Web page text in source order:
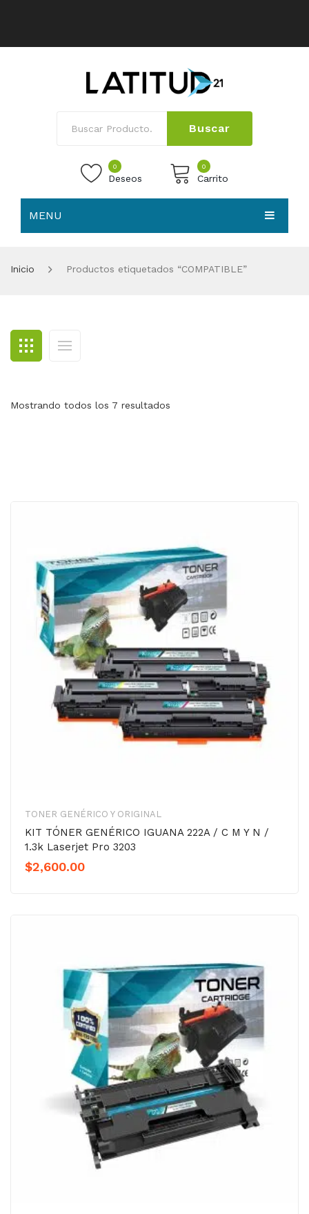
Buscar
0
Deseos
0
Carrito
MENU
BLOG
CONTACTO
Inicio Productos etiquetados “COMPATIBLE”
Mostrando todos los 7 resultados
TONER GENÉRICO Y ORIGINAL
KIT TÓNER GENÉRICO IGUANA 222A / C M Y N /
1.3k Laserjet Pro 3203
$2,600.00